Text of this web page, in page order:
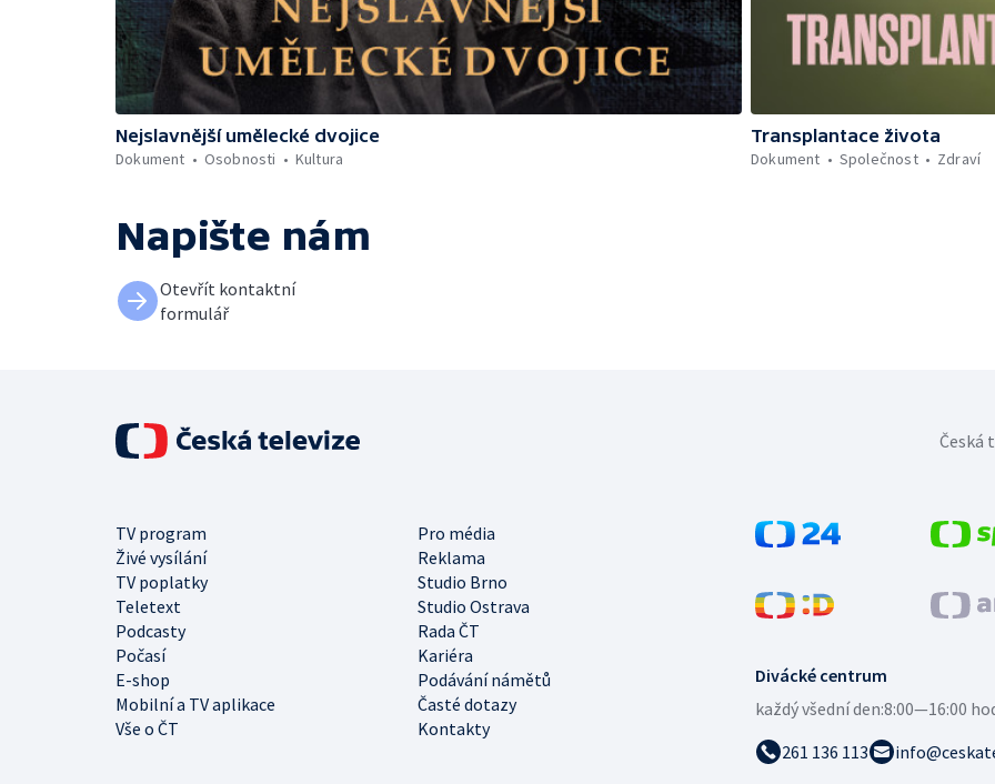
Nejslavnější umělecké dvojice
Dokument
Osobnosti Kultura
Transplantace života
Dokument
Společnost Zdraví
Napište nám
Otevřít kontaktní
formulář
Divácké centrum
každý všední den:8:00—16:00
261 136 113
TV program
Pro média
Živé vysílání
Reklama
TV poplatky
Studio Brno
Teletext
Studio Ostrava
Podcasty
Rada ČT
Počasí
Kariéra
E-shop
Podávání námětů
Mobilní a TV aplikace
Časté dotazy
Vše o ČT
Kontakty
Česká